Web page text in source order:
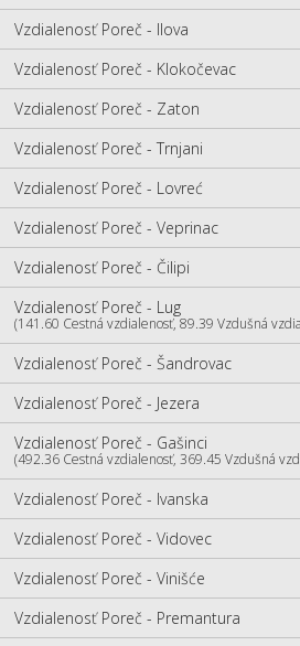
Vzdialenosť Poreč - Ilova
Vzdialenosť Poreč - Klokočevac
Vzdialenosť Poreč - Zaton
Vzdialenosť Poreč - Trnjani
Vzdialenosť Poreč - Lovreć
Vzdialenosť Poreč - Veprinac
Vzdialenosť Poreč - Čilipi
Vzdialenosť Poreč - Lug
(141.60 Cestná vzdialenosť, 89.39 Vzdušná
Vzdialenosť Poreč - Šandrovac
Vzdialenosť Poreč - Jezera
Vzdialenosť Poreč - Gašinci
(492.36 Cestná vzdialenosť, 369.45 Vzdušná
Vzdialenosť Poreč - Ivanska
Vzdialenosť Poreč - Vidovec
Vzdialenosť Poreč - Vinišće
Vzdialenosť Poreč - Premantura